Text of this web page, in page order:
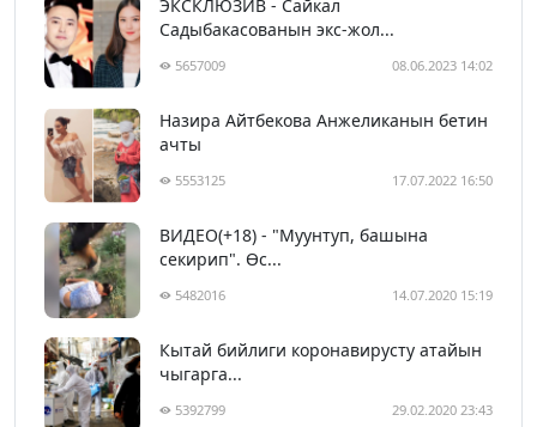
ЭКСКЛЮЗИВ - Сайкал
Садыбакасованын экс-жол...
5657009 08.06.2023 14:02
Назира Айтбекова Анжеликанын бетин
ачты
5553125 17.07.2022 16:50
ВИДЕО(+18) - "Муунтуп, башына
секирип". Өс...
5482016 14.07.2020 15:19
Кытай бийлиги коронавирусту атайын
чыгарга...
5392799 29.02.2020 23:43